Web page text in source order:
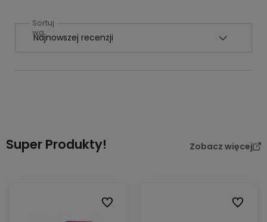
Sortuj
wg
Super Produkty! Zobacz więcej
Do ulubionych Do